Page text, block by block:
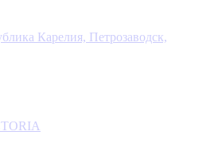
Карелия, Петрозаводск,